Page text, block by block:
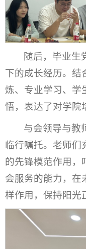
随后，毕业生
下的成长经历。结
炼、专业学习、学
悟，表达了对学院
与会领导与教
临行嘱托。老师们
的先锋模范作用，
会服务的能力，在
样作用，保持阳光